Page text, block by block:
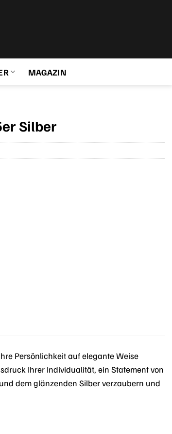
MAGAZIN
Silber
Persönlichkeit auf elegante Weise
Ihrer Individualität, ein Statement von
dem glänzenden Silber verzaubern und